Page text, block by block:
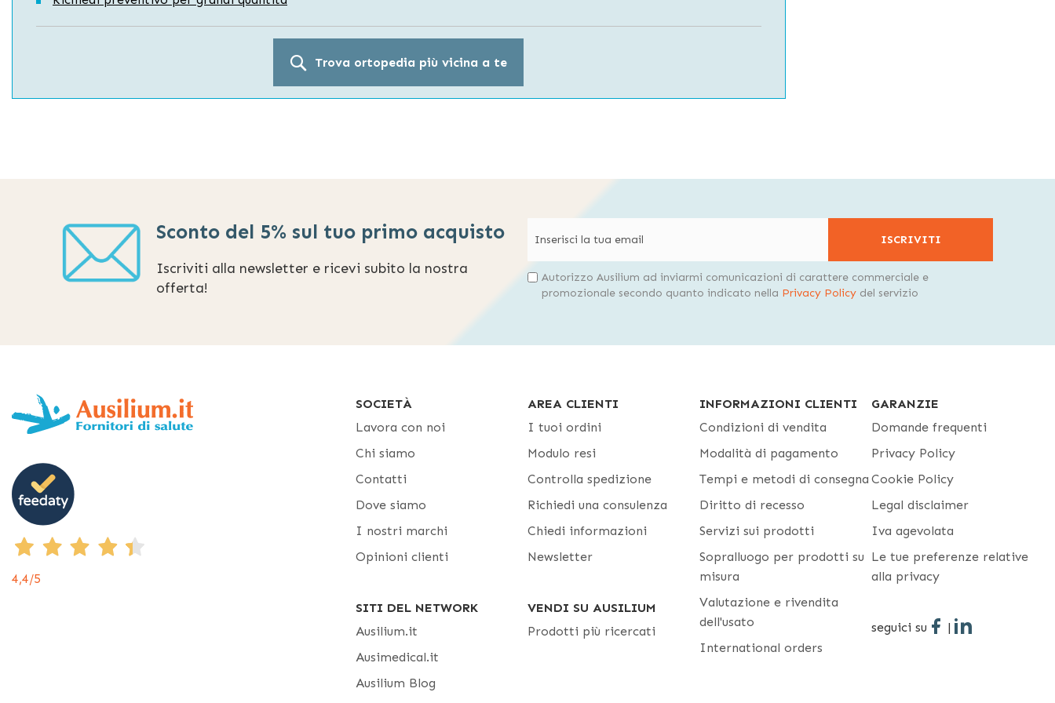
Trova ortopedia più vicina a te
Sconto del 5% sul tuo primo acquisto
Iscriviti alla newsletter e ricevi subito la nostra
offerta!
ISCRIVITI
Autorizzo Ausilium ad inviarmi comunicazioni di carattere commerciale e
promozionale secondo quanto indicato nella Privacy Policy del servizio
4,4/5
SOCIETÀ
Lavora con noi
Chi siamo
Contatti
Dove siamo
I nostri marchi
Opinioni clienti
SITI DEL NETWORK
Ausilium.it
Ausimedical.it
Ausilium Blog
AREA CLIENTI
I tuoi ordini
Modulo resi
Controlla spedizione
Richiedi una consulenza
Chiedi informazioni
Newsletter
VENDI SU AUSILIUM
Prodotti più ricercati
INFORMAZIONI CLIENTI
Condizioni di vendita
Modalità di pagamento
Tempi e metodi di consegna
Diritto di recesso
Servizi sui prodotti
Sopralluogo per prodotti su
misura
Valutazione e rivendita
dell'usato
International orders
GARANZIE
Domande frequenti
Privacy Policy
Cookie Policy
Legal disclaimer
Iva agevolata
Le tue preferenze relative
alla privacy
seguici su |